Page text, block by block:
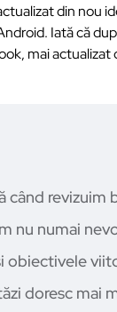
din nou
Iată că
mai
când revizuim
nu numai
obiectivele
doresc mai